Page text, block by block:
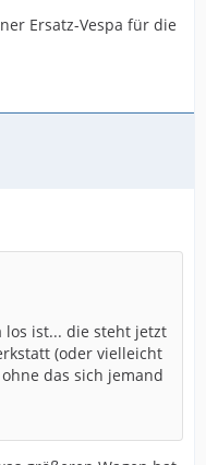
Ersatz-Vespa für die
los ist... die steht jetzt
(oder vielleicht
das sich jemand